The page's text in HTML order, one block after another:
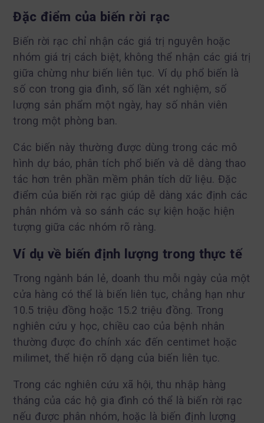
Đặc điểm của biến rời rạc
Biến rời rạc chỉ nhận các giá trị nguyên hoặc
nhóm giá trị cách biệt, không thể nhận các giá trị
giữa chừng như biến liên tục. Ví dụ phổ biến là
số con trong gia đình, số lần xét nghiệm, số
lượng sản phẩm một ngày, hay số nhân viên
trong một phòng ban.
Các biến này thường được dùng trong các mô
hình dự báo, phân tích phổ biến và dễ dàng thao
tác hơn trên phần mềm phân tích dữ liệu. Đặc
điểm của biến rời rạc giúp dễ dàng xác định các
phân nhóm và so sánh các sự kiện hoặc hiện
tượng giữa các nhóm rõ ràng.
Ví dụ về biến định lượng trong thực tế
Trong ngành bán lẻ, doanh thu mỗi ngày của một
cửa hàng có thể là biến liên tục, chẳng hạn như
10.5 triệu đồng hoặc 15.2 triệu đồng. Trong
nghiên cứu y học, chiều cao của bệnh nhân
thường được đo chính xác đến centimet hoặc
milimet, thể hiện rõ dạng của biến liên tục.
Trong các nghiên cứu xã hội, thu nhập hàng
tháng của các hộ gia đình có thể là biến rời rạc
nếu được phân nhóm, hoặc là biến định lượng